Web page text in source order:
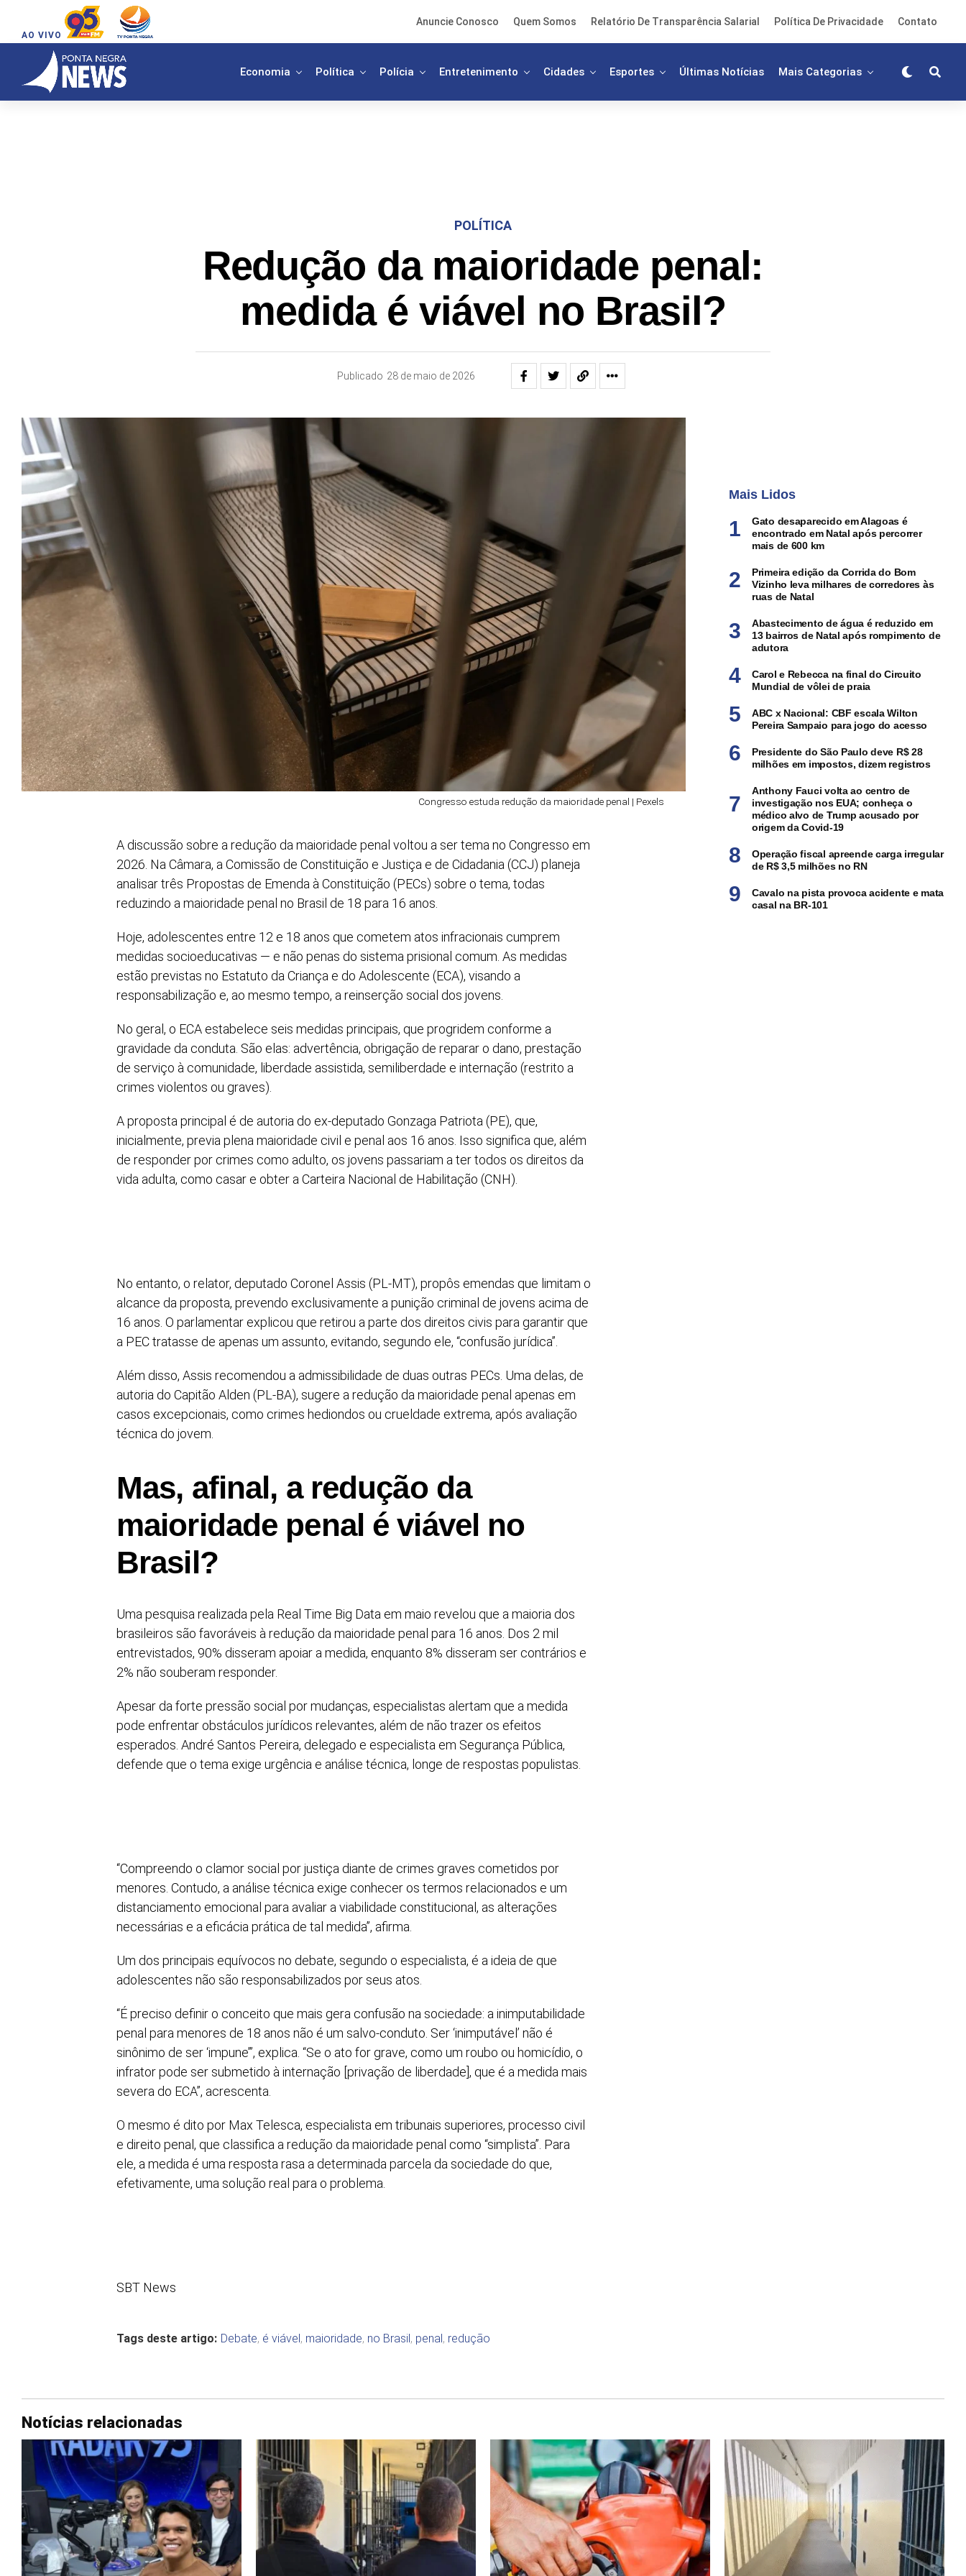
AO VIVO
Anuncie Conosco Quem Somos Relatório De Transparência Salarial Política De Privacidade Contato
Economia Política Polícia Entretenimento Cidades Esportes Últimas Notícias Mais Categorias
POLÍTICA
Redução da maioridade penal:
medida é viável no Brasil?
Publicado 28 de maio de 2026
Congresso estuda redução da maioridade penal | Pexels
A discussão sobre a redução da maioridade penal voltou a ser tema no Congresso em
2026. Na Câmara, a Comissão de Constituição e Justiça e de Cidadania (CCJ) planeja
analisar três Propostas de Emenda à Constituição (PECs) sobre o tema, todas
reduzindo a maioridade penal no Brasil de 18 para 16 anos.
Hoje, adolescentes entre 12 e 18 anos que cometem atos infracionais cumprem
medidas socioeducativas — e não penas do sistema prisional comum. As medidas
estão previstas no Estatuto da Criança e do Adolescente (ECA), visando a
responsabilização e, ao mesmo tempo, a reinserção social dos jovens.
No geral, o ECA estabelece seis medidas principais, que progridem conforme a
gravidade da conduta. São elas: advertência, obrigação de reparar o dano, prestação
de serviço à comunidade, liberdade assistida, semiliberdade e internação (restrito a
crimes violentos ou graves).
A proposta principal é de autoria do ex-deputado Gonzaga Patriota (PE), que,
inicialmente, previa plena maioridade civil e penal aos 16 anos. Isso significa que, além
de responder por crimes como adulto, os jovens passariam a ter todos os direitos da
vida adulta, como casar e obter a Carteira Nacional de Habilitação (CNH).
No entanto, o relator, deputado Coronel Assis (PL-MT), propôs emendas que limitam o
alcance da proposta, prevendo exclusivamente a punição criminal de jovens acima de
16 anos. O parlamentar explicou que retirou a parte dos direitos civis para garantir que
a PEC tratasse de apenas um assunto, evitando, segundo ele, “confusão jurídica”.
Além disso, Assis recomendou a admissibilidade de duas outras PECs. Uma delas, de
autoria do Capitão Alden (PL-BA), sugere a redução da maioridade penal apenas em
casos excepcionais, como crimes hediondos ou crueldade extrema, após avaliação
técnica do jovem.
Mas, afinal, a redução da
maioridade penal é viável no
Brasil?
Uma pesquisa realizada pela Real Time Big Data em maio revelou que a maioria dos
brasileiros são favoráveis à redução da maioridade penal para 16 anos. Dos 2 mil
entrevistados, 90% disseram apoiar a medida, enquanto 8% disseram ser contrários e
2% não souberam responder.
Apesar da forte pressão social por mudanças, especialistas alertam que a medida
pode enfrentar obstáculos jurídicos relevantes, além de não trazer os efeitos
esperados. André Santos Pereira, delegado e especialista em Segurança Pública,
defende que o tema exige urgência e análise técnica, longe de respostas populistas.
“Compreendo o clamor social por justiça diante de crimes graves cometidos por
menores. Contudo, a análise técnica exige conhecer os termos relacionados e um
distanciamento emocional para avaliar a viabilidade constitucional, as alterações
necessárias e a eficácia prática de tal medida”, afirma.
Um dos principais equívocos no debate, segundo o especialista, é a ideia de que
adolescentes não são responsabilizados por seus atos.
“É preciso definir o conceito que mais gera confusão na sociedade: a inimputabilidade
penal para menores de 18 anos não é um salvo-conduto. Ser ‘inimputável’ não é
sinônimo de ser ‘impune’”, explica. “Se o ato for grave, como um roubo ou homicídio, o
infrator pode ser submetido à internação [privação de liberdade], que é a medida mais
severa do ECA”, acrescenta.
O mesmo é dito por Max Telesca, especialista em tribunais superiores, processo civil
e direito penal, que classifica a redução da maioridade penal como “simplista”. Para
ele, a medida é uma resposta rasa a determinada parcela da sociedade do que,
efetivamente, uma solução real para o problema.
SBT News
Tags deste artigo: Debate, é viável, maioridade, no Brasil, penal, redução
Mais Lidos
Gato desaparecido em Alagoas é
encontrado em Natal após percorrer
mais de 600 km
Primeira edição da Corrida do Bom
Vizinho leva milhares de corredores às
ruas de Natal
Abastecimento de água é reduzido em
13 bairros de Natal após rompimento de
adutora
Carol e Rebecca na final do Circuito
Mundial de vôlei de praia
ABC x Nacional: CBF escala Wilton
Pereira Sampaio para jogo do acesso
Presidente do São Paulo deve R$ 28
milhões em impostos, dizem registros
Anthony Fauci volta ao centro de
investigação nos EUA; conheça o
médico alvo de Trump acusado por
origem da Covid-19
Operação fiscal apreende carga irregular
de R$ 3,5 milhões no RN
Cavalo na pista provoca acidente e mata
casal na BR-101
Notícias relacionadas